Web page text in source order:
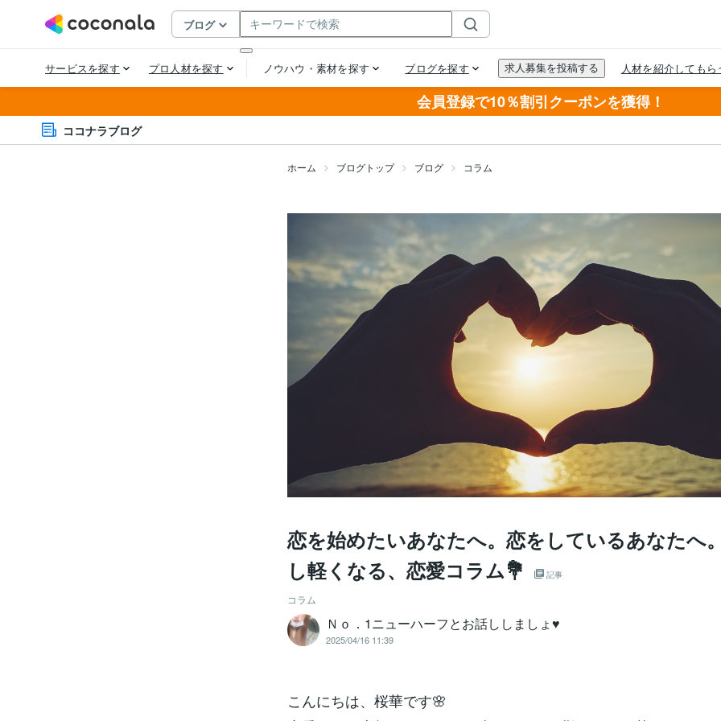
会員登録で10％割引クーポンを獲得！
ココナラブログ
ホーム ブログトップ ブログ コラム
恋を始めたいあなたへ。恋をしているあなたへ
し軽くなる、恋愛コラム💐
記事
コラム
Ｎｏ．1ニューハーフとお話ししましょ♥
2025/04/16 11:39
こんにちは、桜華です🌸